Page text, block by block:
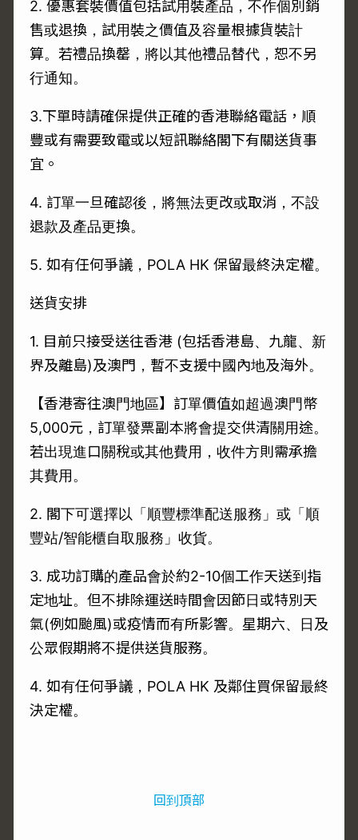
2. 優惠套裝價值包括試用裝產品，不作個別銷
售或退換，試用裝之價值及容量根據貨裝計
算。若禮品換罄，將以其他禮品替代，恕不另
行通知。
3.下單時請確保提供正確的香港聯絡電話，順
豐或有需要致電或以短訊聯絡閣下有關送貨事
宜。
4. 訂單一旦確認後，將無法更改或取消，不設
退款及產品更換。
5. 如有任何爭議，POLA HK 保留最終決定權。
送貨安排
1. 目前只接受送往香港 (包括香港島、九龍、新
界及離島)及澳門，暫不支援中國內地及海外。
【香港寄往澳門地區】訂單價值如超過澳門幣
5,000元，訂單發票副本將會提交供清關用途。
若出現進口關稅或其他費用，收件方則需承擔
其費用。
2. 閣下可選擇以「順豐標準配送服務」或「順
豐站/智能櫃自取服務」收貨。
3. 成功訂購的產品會於約2-10個工作天送到指
定地址。但不排除運送時間會因節日或特別天
氣(例如颱風)或疫情而有所影響。星期六、日及
公眾假期將不提供送貨服務。
4. 如有任何爭議，POLA HK 及鄰住買保留最終
決定權。
回到頂部